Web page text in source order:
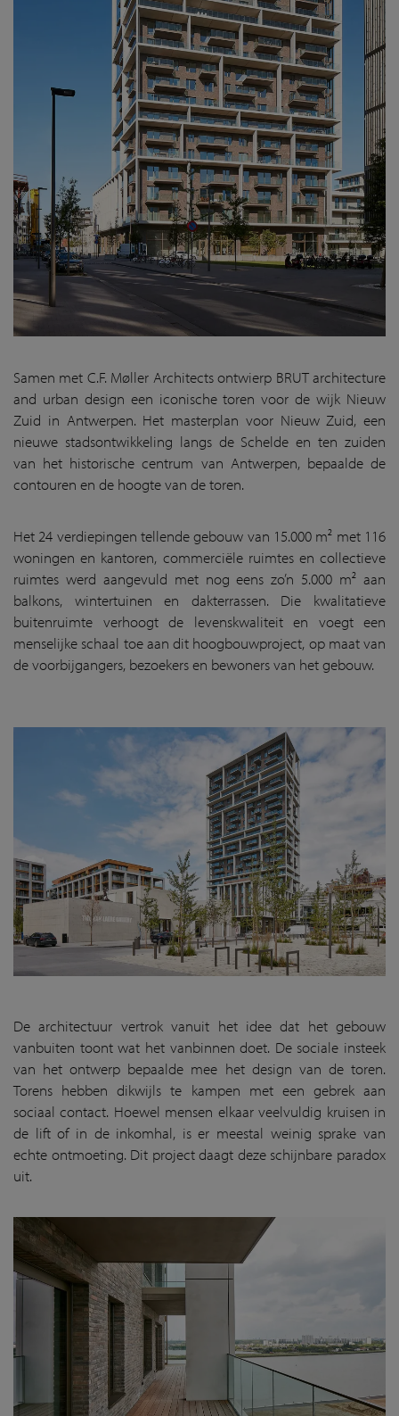
Samen met C.F. Møller Architects ontwierp BRUT architecture
and urban design een iconische toren voor de wijk Nieuw
Zuid in Antwerpen. Het masterplan voor Nieuw Zuid, een
nieuwe stadsontwikkeling langs de Schelde en ten zuiden
van het historische centrum van Antwerpen, bepaalde de
contouren en de hoogte van de toren.
Het 24 verdiepingen tellende gebouw van 15.000 m² met 116
woningen en kantoren, commerciële ruimtes en collectieve
ruimtes werd aangevuld met nog eens zo’n 5.000 m² aan
balkons, wintertuinen en dakterrassen. Die kwalitatieve
buitenruimte verhoogt de levenskwaliteit en voegt een
menselijke schaal toe aan dit hoogbouwproject, op maat van
de voorbijgangers, bezoekers en bewoners van het gebouw.
De architectuur vertrok vanuit het idee dat het gebouw
vanbuiten toont wat het vanbinnen doet. De sociale insteek
van het ontwerp bepaalde mee het design van de toren.
Torens hebben dikwijls te kampen met een gebrek aan
sociaal contact. Hoewel mensen elkaar veelvuldig kruisen in
de lift of in de inkomhal, is er meestal weinig sprake van
echte ontmoeting. Dit project daagt deze schijnbare paradox
uit.